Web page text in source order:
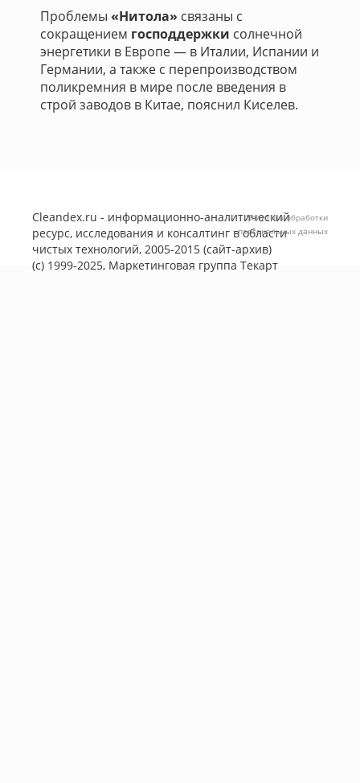
Проблемы «Нитола» связаны с
сокращением господдержки солнечной
энергетики в Европе — в Италии, Испании и
Германии, а также с перепроизводством
поликремния в мире после введения в
строй заводов в Китае, пояснил Киселев.
Cleandex.ru - информационно-аналитический
ресурс, исследования и консалтинг в области
чистых технологий, 2005-2015 (сайт-архив)
(с) 1999-2025, Маркетинговая группа Текарт
Политика обработки
персональных данных